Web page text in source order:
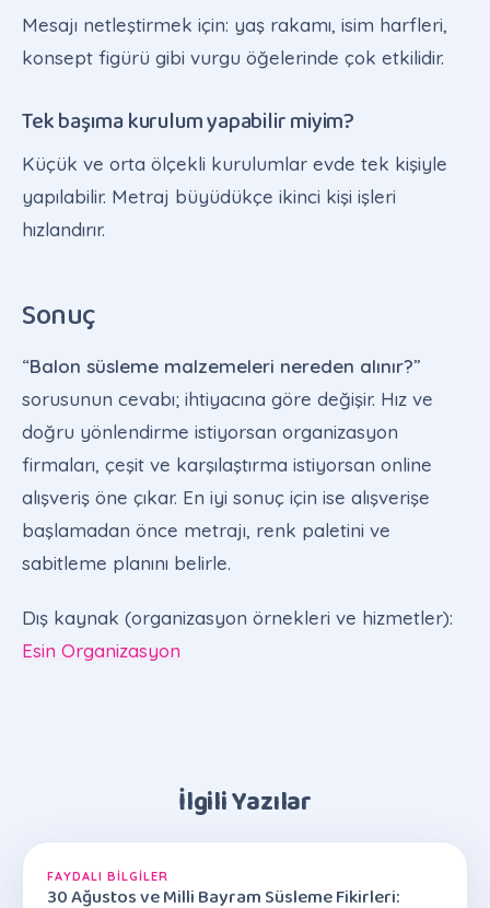
Mesajı netleştirmek için: yaş rakamı, isim harfleri,
konsept figürü gibi vurgu öğelerinde çok etkilidir.
Tek başıma kurulum yapabilir miyim?
Küçük ve orta ölçekli kurulumlar evde tek kişiyle
yapılabilir. Metraj büyüdükçe ikinci kişi işleri
hızlandırır.
Sonuç
“Balon süsleme malzemeleri nereden alınır?”
sorusunun cevabı; ihtiyacına göre değişir. Hız ve
doğru yönlendirme istiyorsan organizasyon
firmaları, çeşit ve karşılaştırma istiyorsan online
alışveriş öne çıkar. En iyi sonuç için ise alışverişe
başlamadan önce metrajı, renk paletini ve
sabitleme planını belirle.
Dış kaynak (organizasyon örnekleri ve hizmetler):
Esin Organizasyon
İlgili Yazılar
FAYDALI BILGILER
30 Ağustos ve Milli Bayram Süsleme Fikirleri: